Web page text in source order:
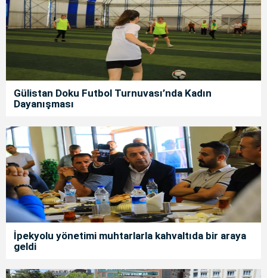
Gülistan Doku Futbol Turnuvası’nda Kadın
Dayanışması
İpekyolu yönetimi muhtarlarla kahvaltıda bir araya
geldi